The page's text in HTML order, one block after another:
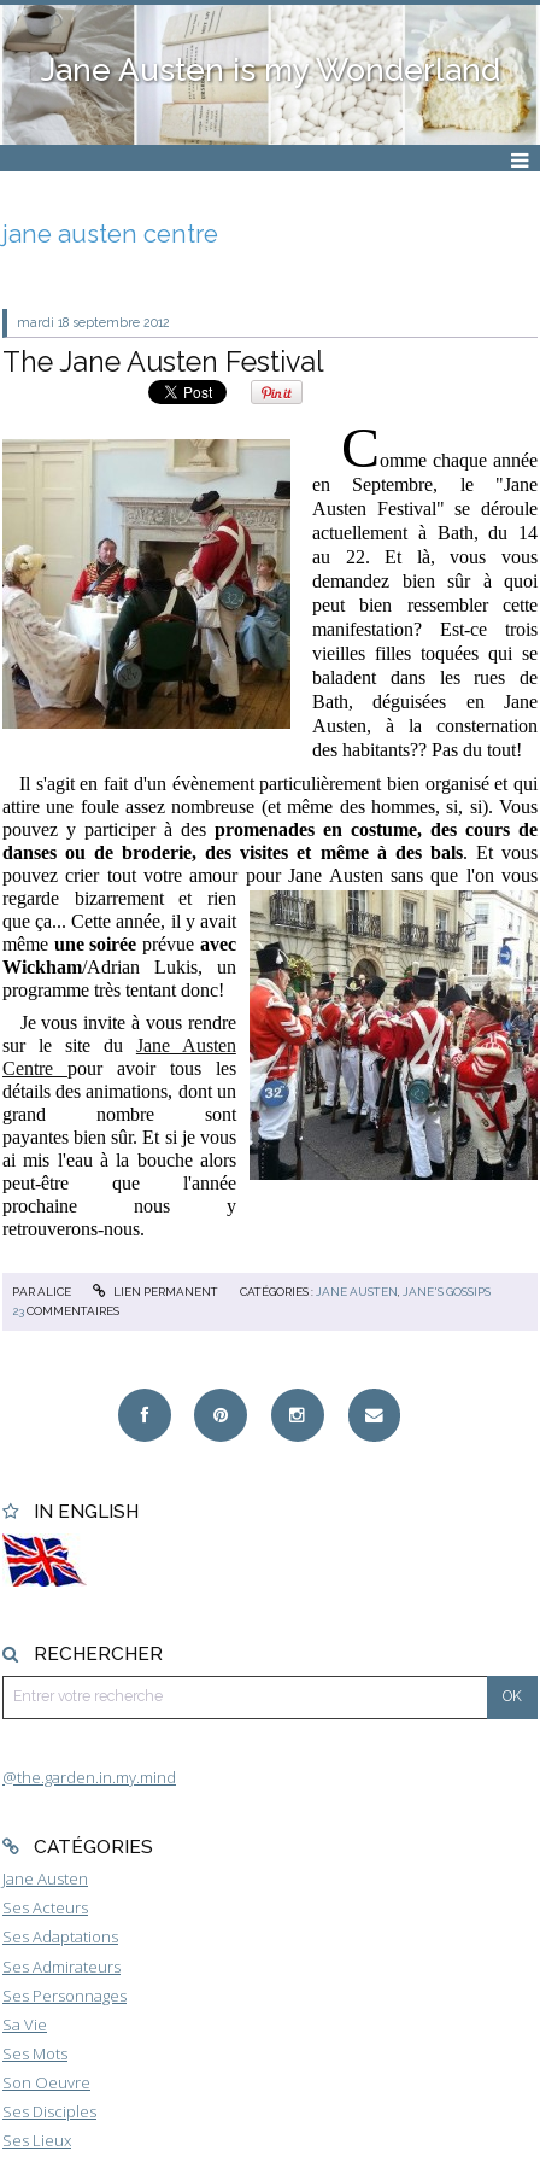
Jane Austen is my Wonderland
jane austen centre
mardi 18 septembre 2012
The Jane Austen Festival
Comme chaque année
en Septembre, le "Jane
Austen Festival" se déroule
actuellement à Bath, du 14
au 22. Et là, vous vous
demandez bien sûr à quoi
peut bien ressembler cette
manifestation? Est-ce trois
vieilles filles toquées qui se
baladent dans les rues de
Bath, déguisées en Jane
Austen, à la consternation
des habitants?? Pas du tout!
Il s'agit en fait d'un évènement particulièrement bien organisé et qui
attire une foule assez nombreuse (et même des hommes, si, si). Vous
pouvez y participer à des promenades en costume, des cours de
danses ou de broderie, des visites et même à des bals. Et vous
pouvez crier tout votre amour pour Jane Austen sans que l'on vous
regarde bizarrement et rien
que ça... Cette année, il y avait
même une soirée prévue avec
Wickham/Adrian Lukis, un
programme très tentant donc!
Je vous invite à vous rendre
sur le site du Jane Austen
Centre pour avoir tous les
détails des animations, dont un
grand nombre sont
payantes bien sûr. Et si je vous
ai mis l'eau à la bouche alors
peut-être que l'année
prochaine nous y
retrouverons-nous.
PARALICE LIEN PERMANENT CATÉGORIES : JANE AUSTEN
JANE'S GOSSIPS
23COMMENTAIRES
IN ENGLISH
RECHERCHER
@the.garden.in.my.mind
CATÉGORIES
Jane Austen
Ses Acteurs
Ses Adaptations
Ses Admirateurs
Ses Personnages
Sa Vie
Ses Mots
Son Oeuvre
Ses Disciples
Ses Lieux